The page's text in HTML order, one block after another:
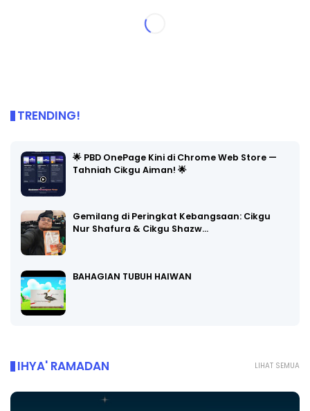
TRENDING!
🌟 PBD OnePage Kini di Chrome Web Store —
Tahniah Cikgu Aiman! 🌟
Gemilang di Peringkat Kebangsaan: Cikgu
Nur Shafura & Cikgu Shazw…
BAHAGIAN TUBUH HAIWAN
LIHAT SEMUA
IHYA' RAMADAN